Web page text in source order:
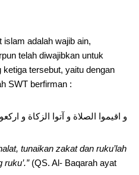
adalah wajib ain,
telah diwajibkan untuk
tersebut, yaitu dengan
SWT berfirman :
و اقیموا الصلاة و آتوا الزکاة و
tunaikan zakat dan ruku’lah
(QS. Al- Baqarah ayat